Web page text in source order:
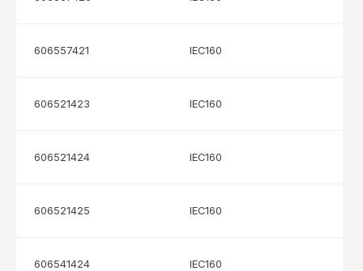
606557421 IEC160
606521423 IEC160
606521424 IEC160
606521425 IEC160
606541424 IEC160